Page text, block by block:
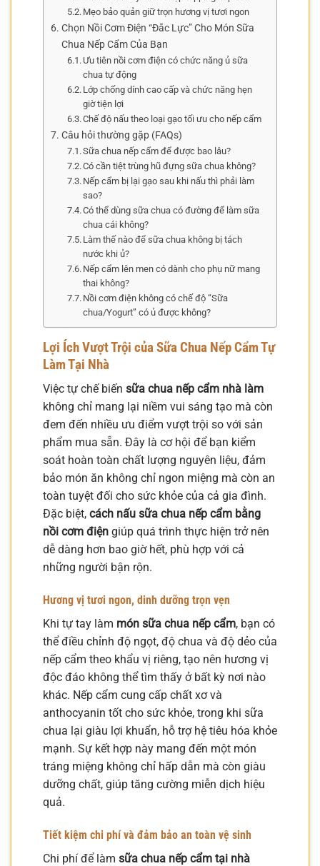
Mẹo bảo quản giữ trọn hương vị tươi ngon
Chọn Nồi Cơm Điện “Đắc Lực” Cho Món Sữa
Chua Nếp Cẩm Của Bạn
Ưu tiên nồi cơm điện có chức năng ủ sữa
chua tự động
Lớp chống dính cao cấp và chức năng hẹn
giờ tiện lợi
Chế độ nấu theo loại gạo tối ưu cho nếp cẩm
Câu hỏi thường gặp (FAQs)
Sữa chua nếp cẩm để được bao lâu?
Có cần tiệt trùng hũ đựng sữa chua không?
Nếp cẩm bị lại gạo sau khi nấu thì phải làm
sao?
Có thể dùng sữa chua có đường để làm sữa
chua cái không?
Làm thế nào để sữa chua không bị tách
nước khi ủ?
Nếp cẩm lên men có dành cho phụ nữ mang
thai không?
Nồi cơm điện không có chế độ “Sữa
chua/Yogurt” có ủ được không?
Lợi Ích Vượt Trội của Sữa Chua Nếp Cẩm Tự
Làm Tại Nhà
Việc tự chế biến sữa chua nếp cẩm nhà làm
không chỉ mang lại niềm vui sáng tạo mà còn
đem đến nhiều ưu điểm vượt trội so với sản
phẩm mua sẵn. Đây là cơ hội để bạn kiểm
soát hoàn toàn chất lượng nguyên liệu, đảm
bảo món ăn không chỉ ngon miệng mà còn an
toàn tuyệt đối cho sức khỏe của cả gia đình.
Đặc biệt, cách nấu sữa chua nếp cẩm bằng
nồi cơm điện giúp quá trình thực hiện trở nên
dễ dàng hơn bao giờ hết, phù hợp với cả
những người bận rộn.
Hương vị tươi ngon, dinh dưỡng trọn vẹn
Khi tự tay làm món sữa chua nếp cẩm, bạn có
thể điều chỉnh độ ngọt, độ chua và độ dẻo của
nếp cẩm theo khẩu vị riêng, tạo nên hương vị
độc đáo không thể tìm thấy ở bất kỳ nơi nào
khác. Nếp cẩm cung cấp chất xơ và
anthocyanin tốt cho sức khỏe, trong khi sữa
chua lại giàu lợi khuẩn, hỗ trợ hệ tiêu hóa khỏe
mạnh. Sự kết hợp này mang đến một món
tráng miệng không chỉ hấp dẫn mà còn giàu
dưỡng chất, giúp tăng cường miễn dịch hiệu
quả.
Tiết kiệm chi phí và đảm bảo an toàn vệ sinh
Chi phí để làm sữa chua nếp cẩm tại nhà